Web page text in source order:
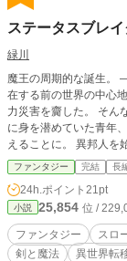
ステータスブレ
緑川
魔王の周期的な誕生。 ――古来、人類に畏怖の象徴として君臨する、魔物が存
在する前の世界の中心
力災害を齎した。 そんな異世界に召喚されてから激動の数年を経て、辺境の村
に身を潜めていた青年
えることに。 異邦人を始末する使命感に駆られた、10代目勇者。 繋がりのある
軌跡を辿るにつれ、暗
双方は満身創痍で決着したの
襲来者は京介のステー
される。 反撃を前に本来、剣と魔法の世界に存在しない銃火器で他を圧倒し、
トドメを刺さずに消えてしまう。 残った水と油のふた
するまま、魔王城へ真
ファンタジー 完結 長
24h.ポイント 21pt
小説 25,854 位 /
ファンタジー スロ
剣と魔法
異世界転